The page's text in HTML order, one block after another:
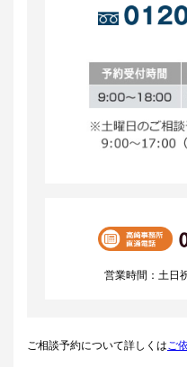
営業時間：土日
ご相談予約について詳しくはご